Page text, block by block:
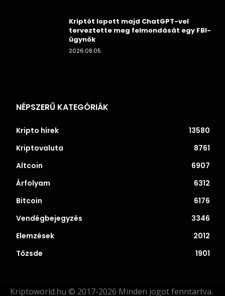
Kriptót lopott majd ChatGPT-vel
terveztette meg felmondását egy FBI-
ügynök
2026.08.05.
NÉPSZERŰ KATEGÓRIÁK
Kripto hírek
13580
Kriptovaluta
8761
Altcoin
6907
Árfolyam
6312
Bitcoin
6176
Vendégbejegyzés
3346
Elemzések
2012
Tőzsde
1901
Kriptoworld.hu © 2017-2026 Minden jogot fenntartva.